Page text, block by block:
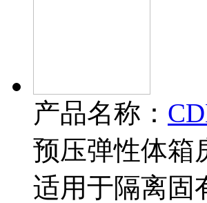
产品名称：
预压弹性体箱
适用于隔离固